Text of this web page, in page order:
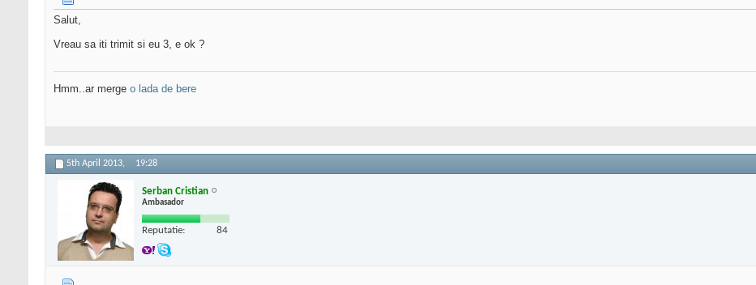
Salut,
Vreau sa iti trimit si eu 3, e ok ?
Hmm..ar merge o lada de bere
5th April 2013, 19:28
Serban Cristian
Ambasador
Reputatie: 84